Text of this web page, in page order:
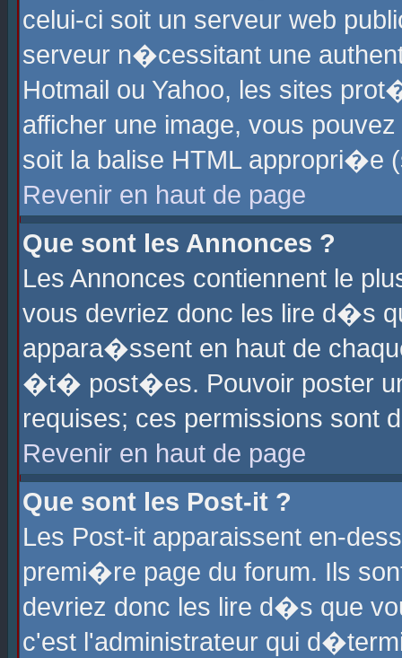
celui-ci soit un serveur web
serveur n�cessitant une
Hotmail ou Yahoo, les sites
afficher une image, vous
soit la balise HTML
Revenir en haut de page
Que sont les Annonces ?
Les Annonces contiennent le
vous devriez donc les lire d�s
appara�ssent en haut de
�t� post�es. Pouvoir poster
requises; ces permissions sont
Revenir en haut de page
Que sont les Post-it ?
Les Post-it apparaissent en-
premi�re page du forum. Ils
devriez donc les lire d�s que
c'est l'administrateur qui